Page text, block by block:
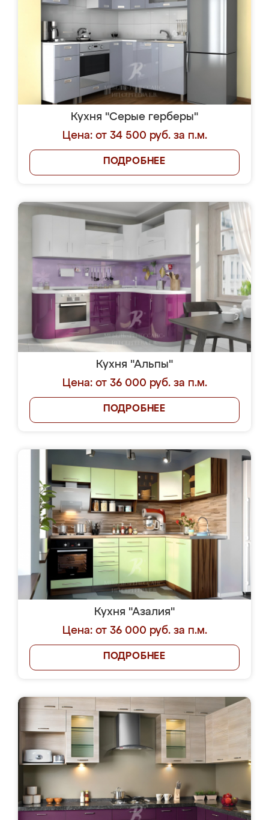
Кухня "Серые герберы"
Цена: от 34 500 руб. за п.м.
ПОДРОБНЕЕ
Кухня "Альпы"
Цена: от 36 000 руб. за п.м.
ПОДРОБНЕЕ
Кухня "Азалия"
Цена: от 36 000 руб. за п.м.
ПОДРОБНЕЕ